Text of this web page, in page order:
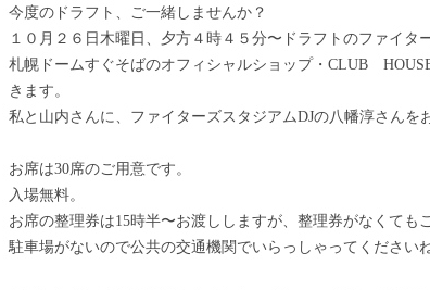
今度のドラフト、ご一緒しませんか？
１０月２６日木曜日、夕方４時４５分〜ドラフトのファイタ
札幌ドームすぐそばのオフィシャルショップ・CLUB
きます。
私と山内さんに、ファイターズスタジアムDJの八幡淳さんを
お席は30席のご用意です。
入場無料。
お席の整理券は15時半〜お渡ししますが、整理券がなくても
駐車場がないので公共の交通機関でいらっしゃってくださいね